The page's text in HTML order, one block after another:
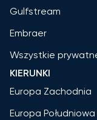
Gulfstream
Embraer
Wszystkie
KIERUNKI
Europa Zachodnia
Europa Południowa